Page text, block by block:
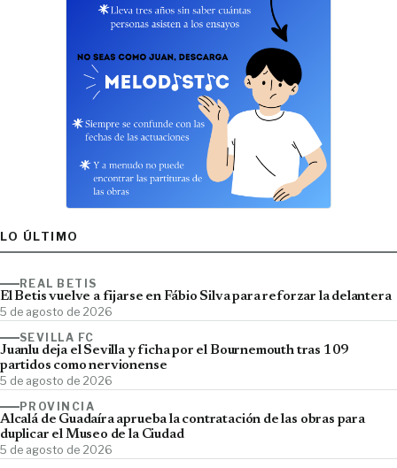
LO ÚLTIMO
REAL BETIS
El Betis vuelve a fijarse en Fábio Silva para reforzar la delantera
5 de agosto de 2026
SEVILLA FC
Juanlu deja el Sevilla y ficha por el Bournemouth tras 109
partidos como nervionense
5 de agosto de 2026
PROVINCIA
Alcalá de Guadaíra aprueba la contratación de las obras para
duplicar el Museo de la Ciudad
5 de agosto de 2026